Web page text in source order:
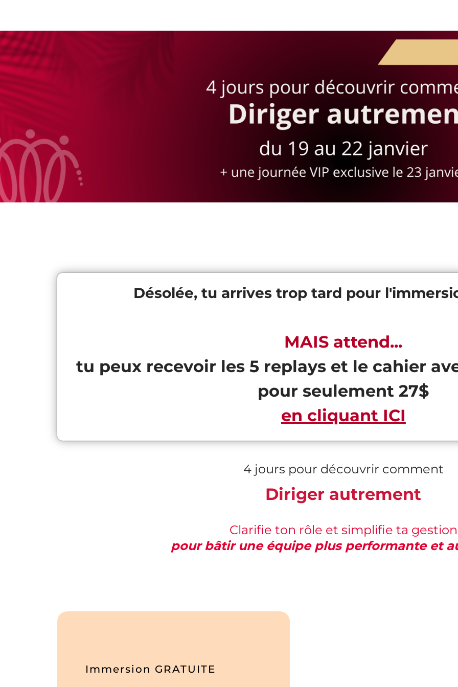
Désolée, tu arrives trop tard pour
MAIS attend...
tu peux recevoir les 5 replays et le cahier
pour seulement 27$
en cliquant ICI
4 jours pour découvrir comment
Diriger autrement
Clarifie ton rôle et simplifie ta gestion
pour bâtir une équipe plus performante et
Immersion GRATUITE